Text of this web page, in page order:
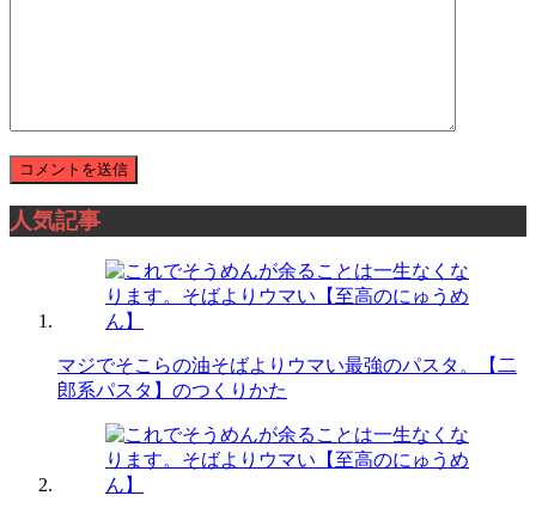
人気記事
マジでそこらの油そばよりウマい最強のパスタ。【二
郎系パスタ】のつくりかた